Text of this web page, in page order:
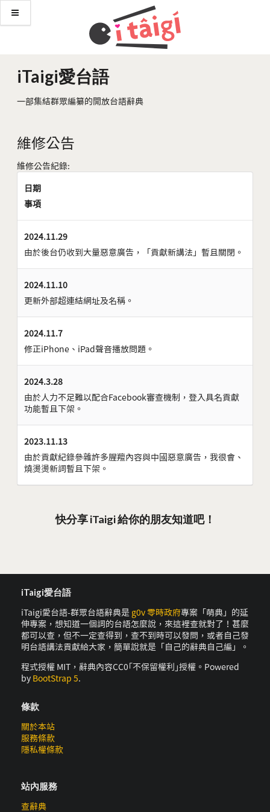
iTaigi愛台語
一部集結群眾編纂的開放台語辭典
維修公告
維修公告紀錄:
日期
事項
2024.11.29
由於後台仍收到大量惡意廣告，「貢獻新講法」暫且關閉。
2024.11.10
更新外部超連結網址及名稱。
2024.11.7
修正iPhone、iPad聲音播放問題。
2024.3.28
由於人力不足難以配合Facebook審查機制，登入具名貢獻
功能暫且下架。
2023.11.13
由於貢獻紀錄參雜許多腥羶內容與中國惡意廣告，我很會、
燒燙燙新詞暫且下架。
快分享 iTaigi 給你的朋友知道吧！
iTaigi愛台語
iTaigi愛台語-群眾台語辭典是 g0v 零時政府專案「萌典」的延
伸專案，想知道一個詞的台語怎麼說，來這裡查就對了！甚麼
都可以查，但不一定查得到，查不到時可以發問，或者自己發
明台語講法貢獻給大家，簡單說就是「自己的辭典自己編」。
程式授權 MIT，辭典內容CC0｢不保留權利｣授權。Powered
by BootStrap 5.
條款
關於本站
服務條款
隱私權條款
站內服務
查辭典